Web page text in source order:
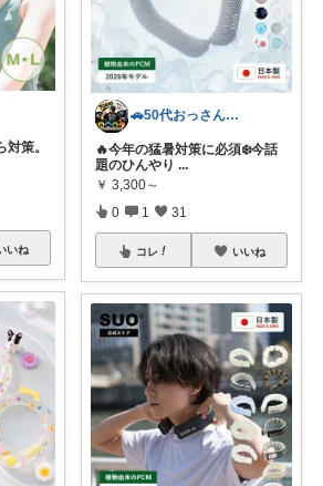
策。
いね
🚗50代おっさんの体と生活メンテルーム
🔥今年の猛暑対策に必須❄️今話
題のひんやり ...
￥ 3,300～
0 1 31
コレ いいね